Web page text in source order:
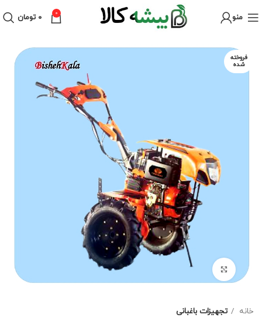
منو 0 ۰ تومان
فروخته
شده
برای بزرگنمایی کلیک کنید
خانه تجهیزات باغبانی